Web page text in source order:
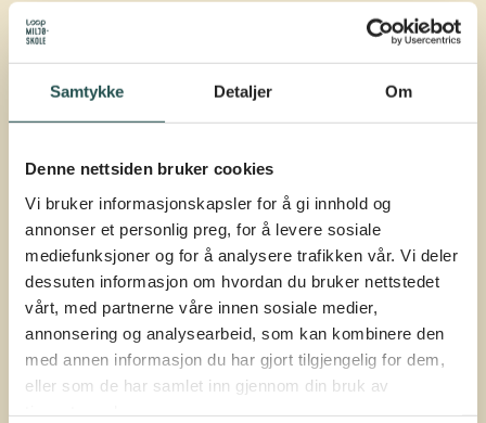
Samtykke Detaljer Om
Denne nettsiden bruker cookies
Vi bruker informasjonskapsler for å gi innhold og
annonser et personlig preg, for å levere sosiale
mediefunksjoner og for å analysere trafikken vår. Vi deler
dessuten informasjon om hvordan du bruker nettstedet
vårt, med partnerne våre innen sosiale medier,
annonsering og analysearbeid, som kan kombinere den
med annen informasjon du har gjort tilgjengelig for dem,
eller som de har samlet inn gjennom din bruk av